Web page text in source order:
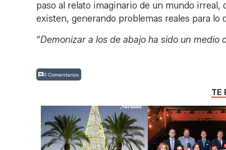
paso al relato imaginario de un mundo
existen, generando problemas reales para lo
“Demonizar a los de abajo ha sido un
0 Comentarios
TE